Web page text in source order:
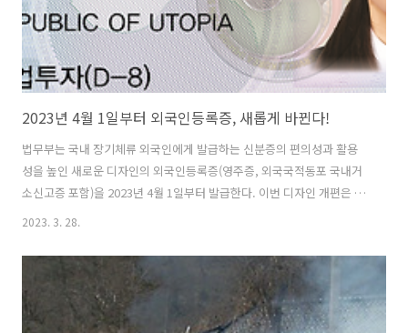
2023년 4월 1일부터 외국인등록증, 새롭게 바뀐다!
법무부는 국내 장기체류 외국인에게 발급하는 신분증의 편의성과 활용
성을 높인 새로운 디자인의 외국인등록증(영주증, 외국국적동포 국내거
소신고증 포함)을 2023년 4월 1일부터 발급한다. 이번 디자인 개편은 기
존 외국인등록증(2011.5.1.부터 발급)이 주민등록증과 다르게 사진이 흑
리하게 활용할 수 있는 기술 적용이 필요하다는 그간의 의견*들을 적극
반영하였다. * 장관과의 대화, 국민신문고, 제도개선, 열린소통포럼 등
새롭게 발급되는 외국인등록증은 사진을 컬러로 인쇄하고 크기를 확대
(35%)하여 본인확인이 용이하도록 하는 한편, 사진 위치를 왼쪽에서 오
2023. 3. 28.